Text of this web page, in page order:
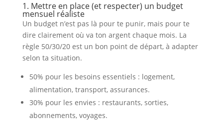
1. Mettre en place (et respecter) un budget
mensuel réaliste
Un budget n’est pas là pour te punir, mais pour te
dire clairement où va ton argent chaque mois. La
règle 50/30/20 est un bon point de départ, à adapter
selon ta situation.
50% pour les besoins essentiels : logement,
alimentation, transport, assurances.
30% pour les envies : restaurants, sorties,
abonnements, voyages.